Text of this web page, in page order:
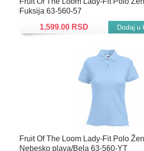
Fuksija 63-560-57
1,599.00 RSD
Fruit Of The Loom Lady-Fit Polo
Nebesko plava/Bela 63-560-YT